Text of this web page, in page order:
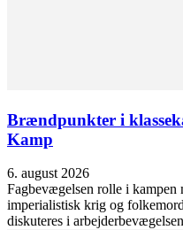
Brændpunkter i
Kamp
6. august 2026
Fagbevægelsen rolle i
imperialistisk krig og
diskuteres i